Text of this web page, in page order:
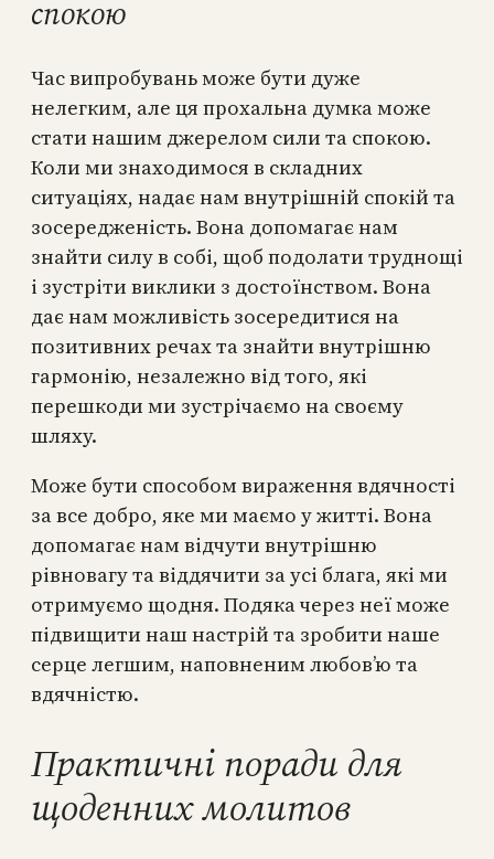
спокою
Час випробувань може бути дуже
нелегким, але ця прохальна думка може
стати нашим джерелом сили та спокою.
Коли ми знаходимося в складних
ситуаціях, надає нам внутрішній спокій та
зосередженість. Вона допомагає нам
знайти силу в собі, щоб подолати труднощі
і зустріти виклики з достоїнством. Вона
дає нам можливість зосередитися на
позитивних речах та знайти внутрішню
гармонію, незалежно від того, які
перешкоди ми зустрічаємо на своєму
шляху.
Може бути способом вираження вдячності
за все добро, яке ми маємо у житті. Вона
допомагає нам відчути внутрішню
рівновагу та віддячити за усі блага, які ми
отримуємо щодня. Подяка через неї може
підвищити наш настрій та зробити наше
серце легшим, наповненим любов’ю та
вдячністю.
Практичні поради для
щоденних молитов